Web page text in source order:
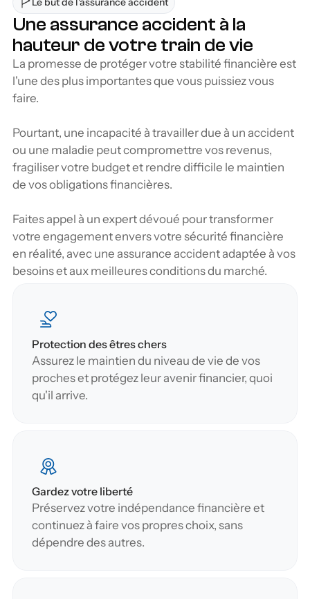
Une assurance accident à la
hauteur de votre train de vie
La promesse de protéger votre stabilité financière est
l'une des plus importantes que vous puissiez vous
faire.
Pourtant, une incapacité à travailler due à un accident
ou une maladie peut compromettre vos revenus,
fragiliser votre budget et rendre difficile le maintien
de vos obligations financières.
Faites appel à un expert dévoué pour transformer
votre engagement envers votre sécurité financière
en réalité, avec une assurance accident adaptée à vos
besoins et aux meilleures conditions du marché.
Protection des êtres chers
Assurez le maintien du niveau de vie de vos
proches et protégez leur avenir financier, quoi
qu'il arrive.
Gardez votre liberté
Préservez votre indépendance financière et
continuez à faire vos propres choix, sans
dépendre des autres.